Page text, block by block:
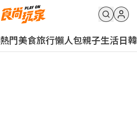
熱門美食旅行懶人包親子生活日韓